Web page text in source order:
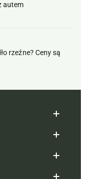
autem
rzeźne? Ceny są